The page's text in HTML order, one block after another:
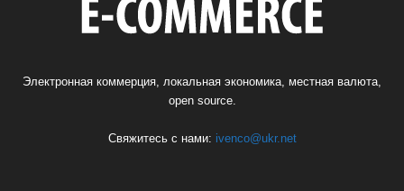
Электронная коммерция, локальная экономика, местная валюта,
open source.
Свяжитесь с нами: ivenco@ukr.net